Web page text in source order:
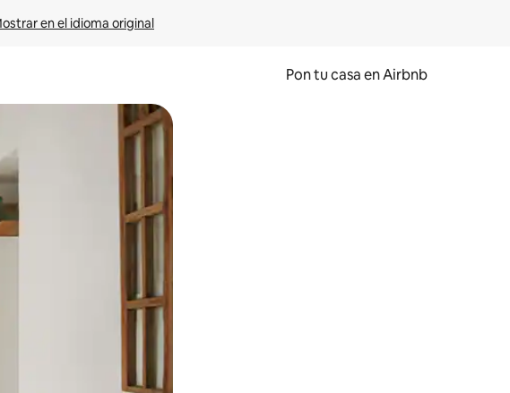
en el idioma original
Pon tu casa en Airbnb
con el tacto o desliza el dedo.